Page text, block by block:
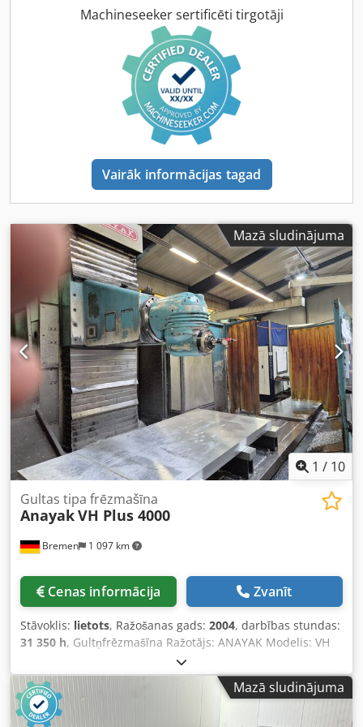
1500 mm Vertikālā kravnesība (VC): 80–1130 Frēzēšanas
galva: Galvas tips: Fiksēta, priekšējā Instrumenta
stiprinājuma sistēma: Hidrauliskā Konusa savienojums:
ISO 50 (DIN 69871) / Stiprinājuma bolts: DIN 69872-B
Apgriezienu diapazons: 60–3000 apgr./min. Vārpstas
jauda: 22/30 kW Padeves ātrumi: Padeves ātrums: 5000
mm/min Ātrā pārvietošanās (X, Y, Z): 10000 mm/min
Dcedpfxeugbrqe Apaek Svars un izmēri: Maks. svars uz
darba virsmas: Nav noteikts Aptuvenais iekārtas svars:
43000 kg Aptuvenie iekārtas izmēri: 11560 x 6150 x 3538
mm Piederumi: Aizsargierīce: 2 priekšējas, bīdāmās durvis
Automātiskā instrumentu maiņierīce: ATC40 Skrāpstu
Elektroniskais rokas ritenis: HR-410 Dzesēšanas šķidrums:
Ārējs Pārdošanas nosacījumi: Garantija: 6 mēneši uz
mehāniskajām detaļām Cena un pārdošanas nosacījumi:
Uz pieprasījumu Skatīt visas tehniskās īpašības
Machineseeker sertificēti tirgotāji
Vairāk informācijas tagad
Mazā sludinājuma
1 / 10
Bremen 1 097 km
Gultas tipa frēzmašīna
AnayakVH Plus 4000
Cenas informācija Zvanīt
Stāvoklis: lietots, Ražošanas gads: 2004, darbības stundas:
31 350 h, Gultņfrēzmašīna Ražotājs: ANAYAK Modelis: VH
Plus 4000 Izgatavošanas gads: 2004 Vārpstas darba
stundas: apm. 31 500 h Vadība: Heidenhain 530 Galda
izmērs: 4200 x 1100 mm Pārvietošanās ceļi: x: 4000; y:
1200; z: 1500 mm Maksimālais apgriezienu skaits: 5000
Mazā sludinājuma